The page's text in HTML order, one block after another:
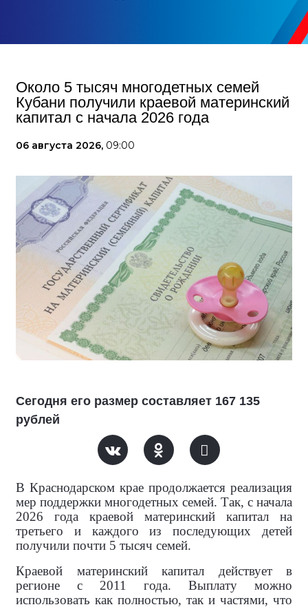
Около 5 тысяч многодетных семей
Кубани получили краевой материнский
капитал с начала 2026 года
06 августа 2026, 09:00
Сегодня его размер составляет 167 135
рублей
В Краснодарском крае продолжается реализация
мер поддержки многодетных семей. Так, с начала
2026 года краевой материнский капитал на
третьего и каждого из последующих детей
получили почти 5 тысяч семей.
Краевой материнский капитал действует в
регионе с 2011 года. Выплату можно
использовать как полностью, так и частями, что